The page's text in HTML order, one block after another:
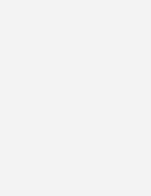
mit dem GEB
regelmäßig von uns
gebündelt und